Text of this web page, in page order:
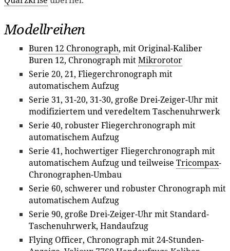
Modellreihen
Buren 12 Chronograph, mit Original-Kaliber
Buren 12, Chronograph mitMikrorotor
Serie 20, 21, Fliegerchronograph mit
automatischem Aufzug
Serie 31, 31-20, 31-30, große Drei-Zeiger-Uhr mit
modifiziertem und veredeltem Taschenuhrwerk
Serie 40, robuster Fliegerchronograph mit
automatischem Aufzug
Serie 41, hochwertiger Fliegerchronograph mit
automatischem Aufzug und teilweise Tricompax-
Chronographen-Umbau
Serie 60, schwerer und robuster Chronograph mit
automatischem Aufzug
Serie 90, große Drei-Zeiger-Uhr mit Standard-
Taschenuhrwerk, Handaufzug
Flying Officer, Chronograph mit 24-Stunden-